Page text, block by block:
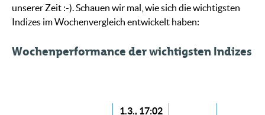
unserer Zeit :-). Schauen wir mal, wie sich die wichtigsten
Indizes im Wochenvergleich entwickelt haben:
Wochenperformance der wichtigsten Indizes
1.3., 17:02